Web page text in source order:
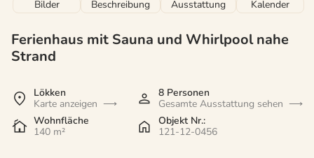
Bilder Beschreibung Ausstattung Kalender
Ferienhaus mit Sauna und Whirlpool nahe
Strand
Lökken
Karte anzeigen
8 Personen
Gesamte Ausstattung sehen
Wohnfläche
140 m²
Objekt Nr.:
121-12-0456